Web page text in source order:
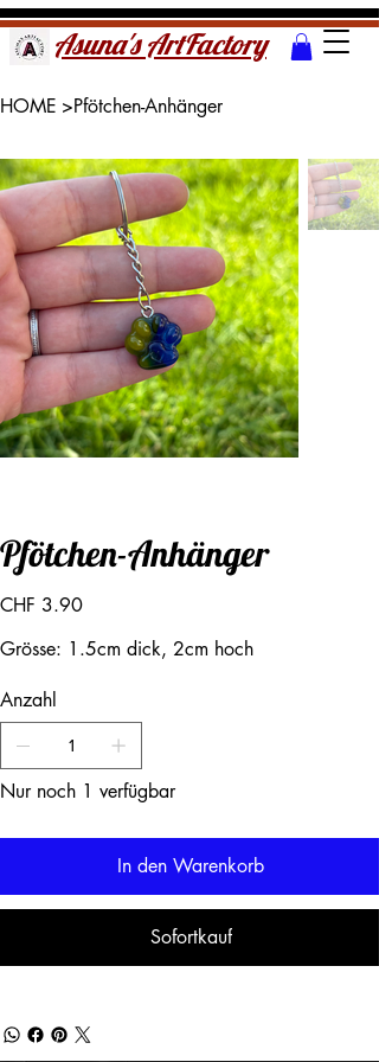
Asuna's ArtFactory
HOME >Pfötchen-Anhänger
Pfötchen-Anhänger
Preis
CHF 3.90
Grösse: 1.5cm dick, 2cm hoch
Anzahl
Nur noch 1 verfügbar
In den Warenkorb
Sofortkauf